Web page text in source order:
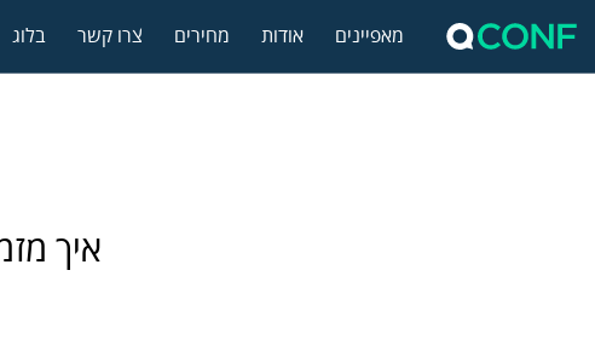
מאפיינים אודות מחירים צרו קשר בלוג
איך